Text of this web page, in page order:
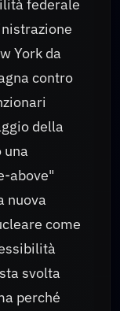
federale
York da
contro
della
una
above"
nuova
come
svolta
perché